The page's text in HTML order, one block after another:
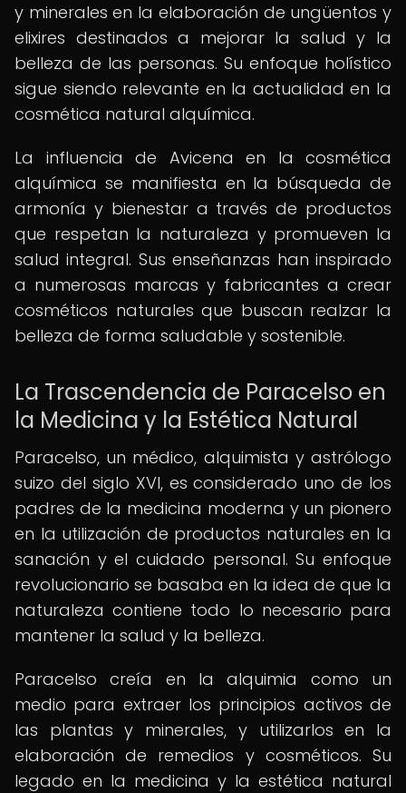
y minerales en la elaboración de ungüentos y
elixires destinados a mejorar la salud y la
belleza de las personas. Su enfoque holístico
sigue siendo relevante en la actualidad en la
cosmética natural alquímica.
La influencia de Avicena en la cosmética
alquímica se manifiesta en la búsqueda de
armonía y bienestar a través de productos
que respetan la naturaleza y promueven la
salud integral. Sus enseñanzas han inspirado
a numerosas marcas y fabricantes a crear
cosméticos naturales que buscan realzar la
belleza de forma saludable y sostenible.
La Trascendencia de Paracelso en
la Medicina y la Estética Natural
Paracelso, un médico, alquimista y astrólogo
suizo del siglo XVI, es considerado uno de los
padres de la medicina moderna y un pionero
en la utilización de productos naturales en la
sanación y el cuidado personal. Su enfoque
revolucionario se basaba en la idea de que la
naturaleza contiene todo lo necesario para
mantener la salud y la belleza.
Paracelso creía en la alquimia como un
medio para extraer los principios activos de
las plantas y minerales, y utilizarlos en la
elaboración de remedios y cosméticos. Su
legado en la medicina y la estética natural